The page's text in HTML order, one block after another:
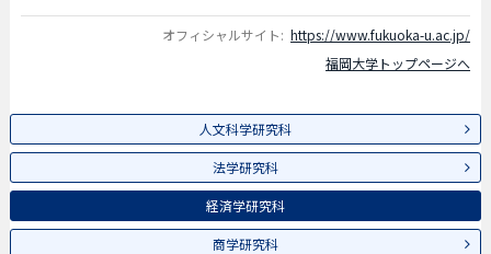
オフィシャルサイト: https://www.fukuoka-u.ac.jp/
福岡大学トップページへ
人文科学研究科
法学研究科
経済学研究科
商学研究科